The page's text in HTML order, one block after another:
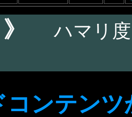
》
ハマリ
コンテン